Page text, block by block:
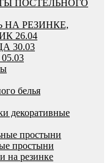
ПОСТЕЛЬНОГО
НА РЕЗИНКЕ,
26.04
30.03
белья
декоративные
простыни
простыни
на резинке